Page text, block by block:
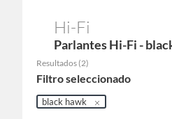
Hi-Fi
Parlantes Hi-Fi -
Resultados (2)
Filtro seleccionado
black hawk